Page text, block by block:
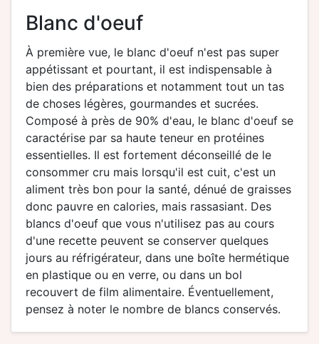
blanc d'oeuf
À première vue, le blanc d'oeuf n'est pas super
appétissant et pourtant, il est indispensable à
bien des préparations et notamment tout un tas
de choses légères, gourmandes et sucrées.
Composé à près de 90% d'eau, le blanc d'oeuf se
caractérise par sa haute teneur en protéines
essentielles. Il est fortement déconseillé de le
consommer cru mais lorsqu'il est cuit, c'est un
aliment très bon pour la santé, dénué de graisses
donc pauvre en calories, mais rassasiant. Des
blancs d'oeuf que vous n'utilisez pas au cours
d'une recette peuvent se conserver quelques
jours au réfrigérateur, dans une boîte hermétique
en plastique ou en verre, ou dans un bol
recouvert de film alimentaire. Éventuellement,
pensez à noter le nombre de blancs conservés.